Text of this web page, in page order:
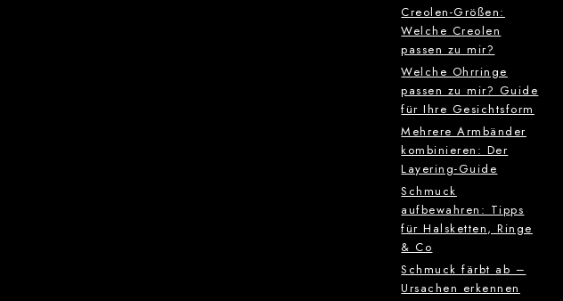
Creolen-Größen:
Welche Creolen
passen zu mir?
Welche Ohrringe
passen zu mir? Guide
für Ihre Gesichtsform
Mehrere Armbänder
kombinieren: Der
Layering-Guide
Schmuck
aufbewahren: Tipps
für Halsketten, Ringe
& Co
Schmuck färbt ab –
Ursachen erkennen